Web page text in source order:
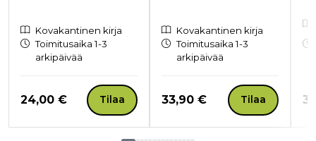
Kovakantinen kirja
Toimitusaika 1-3
arkipäivää
Hinta nyt
24,00 € Tilaa
Kovakantinen kirja
Toimitusaika 1-3
arkipäivää
Hinta nyt
33,90 € Tilaa